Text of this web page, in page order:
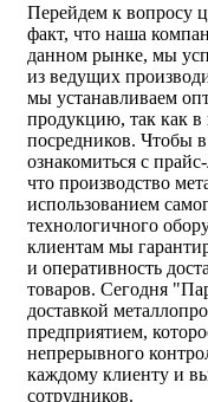
Перейдем к вопросу
факт, что наша
данном рынке, мы
из ведущих
мы устанавливаем
продукцию, так как в
посредников. Чтобы
ознакомиться с
что производство
использованием
технологичного
клиентам мы
и оперативность
товаров. Сегодня
доставкой
предприятием,
непрерывного
каждому клиенту и
сотрудников.